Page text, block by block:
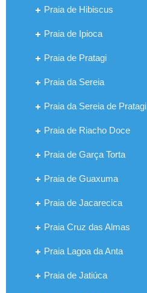
Praia de Hibiscus
Praia de Ipioca
Praia de Pratagi
Praia da Sereia
Praia da Sereia de Pratagi
Praia de Riacho Doce
Praia de Garça Torta
Praia de Guaxuma
Praia de Jacarecica
Praia Cruz das Almas
Praia Lagoa da Anta
Praia de Jatiúca